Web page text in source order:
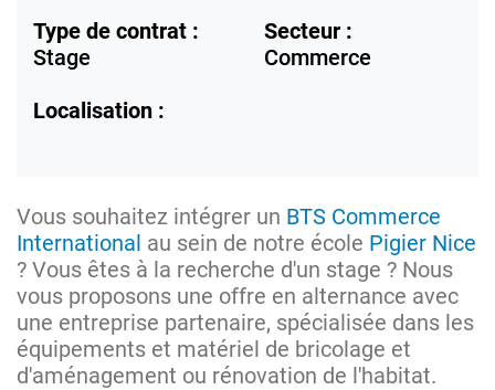
Type de contrat :
Stage
Secteur :
Commerce
Localisation :
Vous souhaitez intégrer un BTS Commerce
International au sein de notre école Pigier Nice
? Vous êtes à la recherche d'un stage ? Nous
vous proposons une offre en alternance avec
une entreprise partenaire, spécialisée dans les
équipements et matériel de bricolage et
d'aménagement ou rénovation de l'habitat.